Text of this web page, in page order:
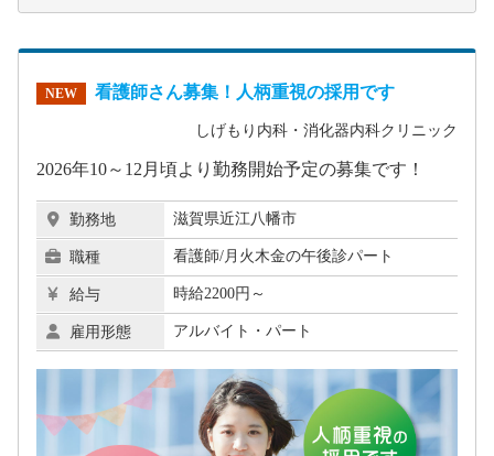
NEW 看護師さん募集！人柄重視の採用です
しげもり内科・消化器内科クリニック
2026年10～12月頃より勤務開始予定の募集です！
勤務地 滋賀県近江八幡市
職種 看護師/月火木金の午後診パート
給与 時給2200円～
雇用形態 アルバイト・パート